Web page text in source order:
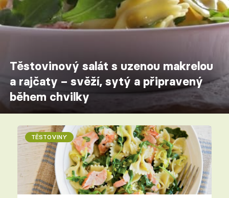
Těstovinový salát s uzenou makrelou
a rajčaty – svěží, sytý a připravený
během chvilky
TĚSTOVINY